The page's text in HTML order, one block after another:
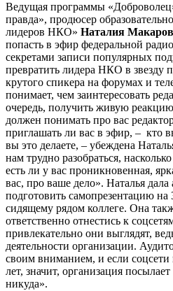
Ведущая программы
правда», продюсер
лидеров НКО» Наталия
попасть в эфир федеральной
секретами записи популярных
превратить лидера НКО в звезду
крутого спикера на форумах и
понимает, чем заинтересовать
очередь, получить живую
должен понимать про вас
приглашать ли вас в эфир, – кто
вы это делаете, – убеждена
нам трудно разобраться,
есть ли у вас проникновенная,
вас, про ваше дело». Наталья дала
подготовить самопрезентацию на
сидящему рядом коллеге. Она
ответственно отнестись к
привлекательно они выглядят,
деятельности организации.
своим вниманием, и если соцсети
лет, значит, организация
никуда».